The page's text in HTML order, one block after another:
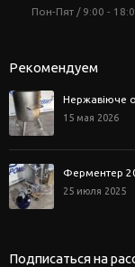
Пон-Пят / 9:00 -
Рекомендуем
Нержавіюче
15 мая 2026
Ферментер
25 июля 2025
Подписаться на